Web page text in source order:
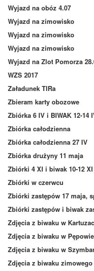
Wyjazd na obóz 4.07
Wyjazd na zimowisko
Wyjazd na zimowisko
Wyjazd na zimowisko
Wyjazd na Zlot Pomorza
WZS 2017
Załadunek TIRa
Zbieram karty obozowe
Zbiórka 6 IV i BIWAK 12-14
Zbiórka całodzienna
Zbiórka całodzienna 27 IV
Zbiórka drużyny 11 maja
Zbiórki 4 XI i biwak 10-12 XI
Zbiórki w czerwcu
Zbiórki zastępów 17 maja,
Zbiórki zastępów i biwak
Zdjęcia z biwaku w
Zdjęcia z biwaku w Pępowie
Zdjęcia z biwaku w
Zdjęcia z biwaku zimowego